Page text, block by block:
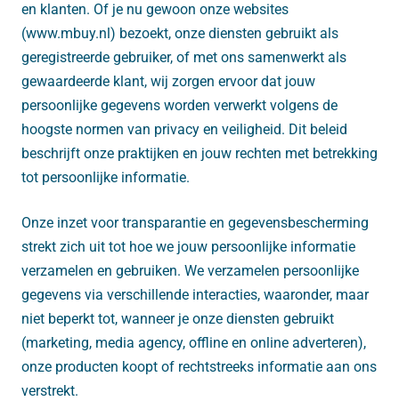
en klanten. Of je nu gewoon onze websites
(www.mbuy.nl) bezoekt, onze diensten gebruikt als
geregistreerde gebruiker, of met ons samenwerkt als
gewaardeerde klant, wij zorgen ervoor dat jouw
persoonlijke gegevens worden verwerkt volgens de
hoogste normen van privacy en veiligheid. Dit beleid
beschrijft onze praktijken en jouw rechten met betrekking
tot persoonlijke informatie.
Onze inzet voor transparantie en gegevensbescherming
strekt zich uit tot hoe we jouw persoonlijke informatie
verzamelen en gebruiken. We verzamelen persoonlijke
gegevens via verschillende interacties, waaronder, maar
niet beperkt tot, wanneer je onze diensten gebruikt
(marketing, media agency, offline en online adverteren),
onze producten koopt of rechtstreeks informatie aan ons
verstrekt.